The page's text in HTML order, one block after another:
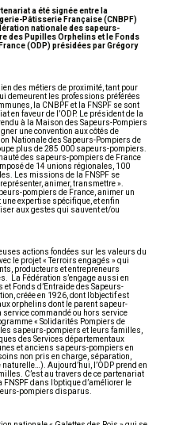
a été signée entre la
Pâtisserie Française (CNBPF)
nationale des sapeurs-
des Pupilles Orphelins et le Fonds
(ODP) présidées par Grégory
des métiers de proximité, tant pour
demeurent les professions préférées
la CNBPF et la FNSPF se sont
en faveur de l’ODP. Le président de la
à la Maison des Sapeurs-Pompiers
une convention aux côtés de
Nationale des Sapeurs-Pompiers de
plus de 285 000 sapeurs-pompiers.
des sapeurs-pompiers de France
de 14 unions régionales, 100
Les missions de la FNSPF se
animer, transmettre ».
pompiers de France, animer un
expertise spécifique, et enfin
aux gestes qui sauvent et/ou
actions fondées sur les valeurs du
le projet « Terroirs engagés » qui
producteurs et entrepreneurs
La Fédération s’engage aussi en
Fonds d’Entraide des Sapeurs-
créée en 1926, dont l’objectif est
orphelins dont le parent sapeur-
commandé ou hors service
« Solidarités Pompiers de
les sapeurs-pompiers et leurs familles,
des Services départementaux
et anciens sapeurs-pompiers en
non pris en charge, séparation,
Aujourd’hui, l’ODP prend en
C’est au travers de ce partenariat
dans l’optique d’améliorer le
pompiers disparus.